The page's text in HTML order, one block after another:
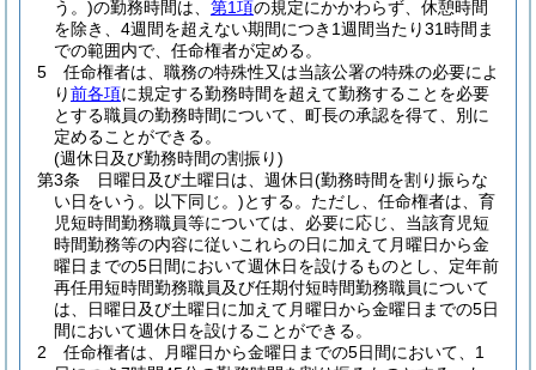
う。)の勤務時間は、 第1項の規定にかかわらず、休憩時間
を除き、4週間を超えない期間につき1週間当たり31時間ま
での範囲内で、任命権者が定める。
5
任命権者は、職務の特殊性又は当該公署の特殊の必要によ
り前各項に規定する勤務時間を超えて勤務することを必要
とする職員の勤務時間について、町長の承認を得て、別に
定めることができる。
(週休日及び勤務時間の割振り)
第3条
日曜日及び土曜日は、週休日(勤務時間を割り振らな
い日をいう。以下同じ。)とする。 ただし、任命権者は、育
児短時間勤務職員等については、必要に応じ、当該育児短
時間勤務等の内容に従いこれらの日に加えて月曜日から金
曜日までの5日間において週休日を設けるものとし、定年前
再任用短時間勤務職員及び任期付短時間勤務職員について
は、日曜日及び土曜日に加えて月曜日から金曜日までの5日
間において週休日を設けることができる。
2
任命権者は、月曜日から金曜日までの5日間において、1